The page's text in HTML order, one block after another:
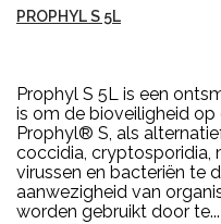
PROPHYL S 5L
Prophyl S 5L is een
is om de bioveiligheid op
Prophyl® S, als
coccidia, cryptosporidia,
virussen en bacteriën te
aanwezigheid van
worden gebruikt door te...